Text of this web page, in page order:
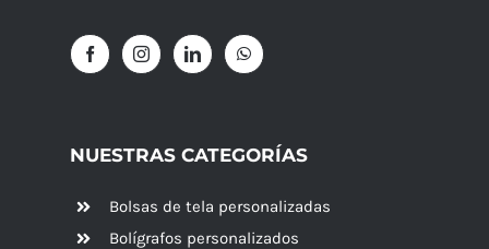
NUESTRAS CATEGORÍAS
Bolsas de tela personalizadas
Bolígrafos personalizados